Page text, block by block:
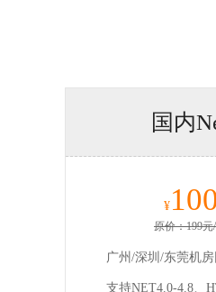
国内
¥
原价：199元
广州/深圳/东莞机
支持NET4.0-4.8、